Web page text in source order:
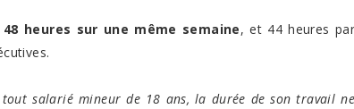
heures sur une même semaine, et 44 heures par
salarié mineur de 18 ans, la durée de son travail ne